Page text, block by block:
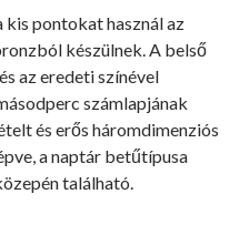
kis pontokat használ az
készülnek. A belső
az eredeti színével
számlapjának
és erős háromdimenziós
a naptár betűtípusa
található.